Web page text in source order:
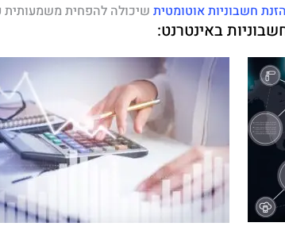
הזנת חשבוניות אוטומטית שיכולה להפחית משמעותית
באינטרנט: